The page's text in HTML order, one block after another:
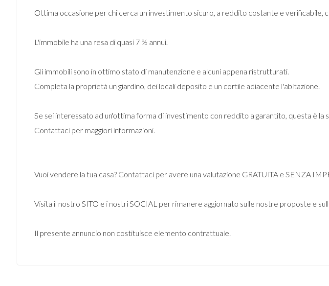
Ottima occasione per chi cerca un investimento sicuro, a reddito costante e verificabile,
L'immobile ha una resa di quasi 7 % annui.
Gli immobili sono in ottimo stato di manutenzione e alcuni appena ristrutturati.
Completa la proprietà un giardino, dei locali deposito e un cortile adiacente l'abitazione.
Se sei interessato ad un'ottima forma di investimento con reddito a garantito, questa è la
Contattaci per maggiori informazioni.
Vuoi vendere la tua casa? Contattaci per avere una valutazione GRATUITA e SENZA
Visita il nostro SITO e i nostri SOCIAL per rimanere aggiornato sulle nostre proposte e
Il presente annuncio non costituisce elemento contrattuale.